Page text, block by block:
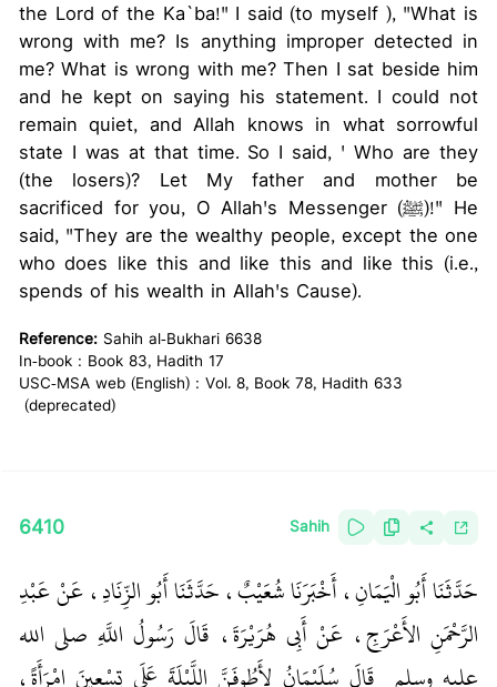
the Lord of the Ka`ba!" I said (to myself ), "What is
wrong with me? Is anything improper detected in
me? What is wrong with me? Then I sat beside him
and he kept on saying his statement. I could not
remain quiet, and Allah knows in what sorrowful
state I was at that time. So I said, ' Who are they
(the losers)? Let My father and mother be
sacrificed for you, O Allah's Messenger (ﷺ)!" He
said, "They are the wealthy people, except the one
who does like this and like this and like this (i.e.,
spends of his wealth in Allah's Cause).
Reference: Sahih al-Bukhari 6638
In-book : Book 83, Hadith 17
USC-MSA web (English) : Vol. 8, Book 78, Hadith 633
(deprecated)
6410 Sahih
حَدَّثَنَا أَبُو الْيَمَانِ، أَخْبَرَنَا شُعَيْبٌ، حَدَّثَنَا أَبُو الزِّنَادِ، عَنْ عَبْدِ
الرَّحْمَنِ الأَعْرَجِ، عَنْ أَبِي هُرَيْرَةَ، قَالَ رَسُولُ اللَّهِ صلى الله
عليه وسلم ‏ ‏ قَالَ سُلَيْمَانُ لأَطُوفَنَّ اللَّيْلَةَ عَلَى تِسْعِينَ امْرَأَةً،